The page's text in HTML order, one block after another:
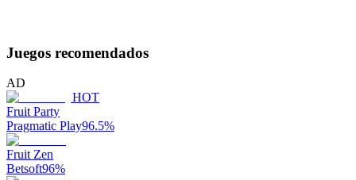
Juegos recomendados
AD
HOT
Fruit Party
Pragmatic Play96.5%
Fruit Zen
Betsoft96%